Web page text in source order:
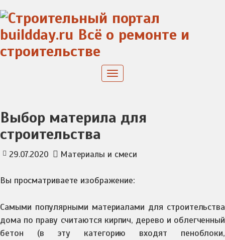
to
content
Toggle
Выбор материла для
строительства
29.07.2020 Материалы и смеси
Вы просматриваете изображение:
Самыми популярными материалами для строительства
дома по праву считаются кирпич, дерево и облегченный
бетон (в эту категорию входят пеноблоки,